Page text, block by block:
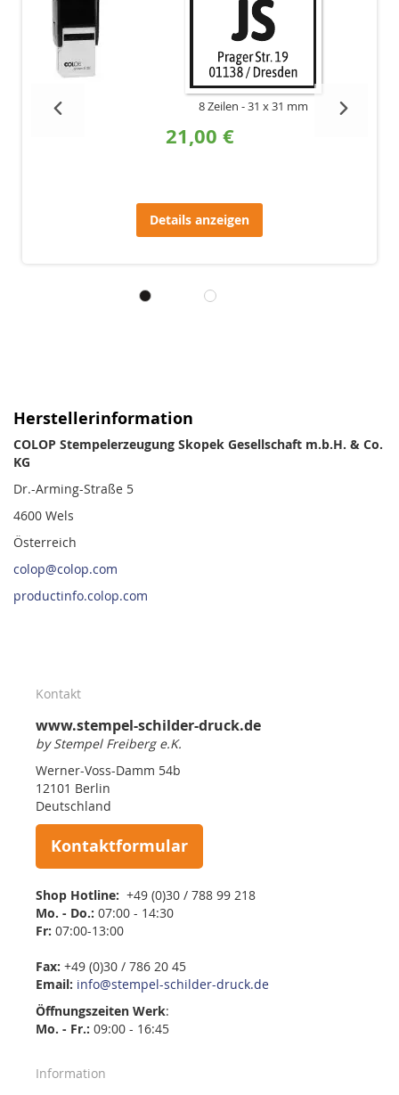
8 Zeilen 31 x 31 mm
21,00 €
Details anzeigen
Herstellerinformation
COLOP Stempelerzeugung Skopek Gesellschaft m.b.H. & Co.
KG
Dr.-Arming-Straße 5
4600 Wels
Österreich
colop@colop.com
productinfo.colop.com
Kontakt
www.stempel-schilder-druck.de
by Stempel Freiberg e.K.
Werner-Voss-Damm 54b
12101 Berlin
Deutschland
Kontaktformular
Shop Hotline: +49 (0)30 / 788 99 218
Mo. - Do.: 07:00 - 14:30
Fr: 07:00-13:00
Fax: +49 (0)30 / 786 20 45
Email: info@stempel-schilder-druck.de
Öffnungszeiten Werk:
Mo. - Fr.: 09:00 - 16:45
Information